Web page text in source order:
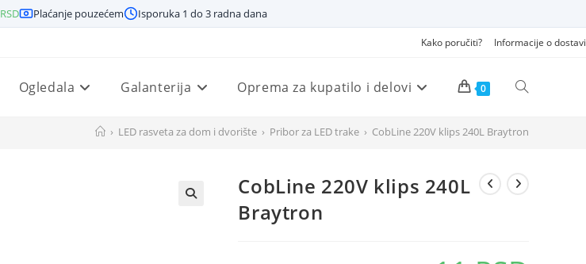
RSD Plaćanje pouzećem Isporuka 1 do 3 radna dana
Kako poručiti? Informacije o dostavi
Ogledala Galanterija Oprema za kupatilo i delovi 0 Pretraži
› LED rasveta za dom i dvorište › Pribor za LED trake › CobLine 220V klips 240L Braytron
CobLine 220V klips 240L
Braytron